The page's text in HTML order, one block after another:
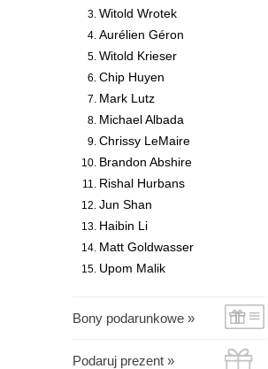
Witold Wrotek
Aurélien Géron
Witold Krieser
Chip Huyen
Mark Lutz
Michael Albada
Chrissy LeMaire
Brandon Abshire
Rishal Hurbans
Jun Shan
Haibin Li
Matt Goldwasser
Upom Malik
Bony podarunkowe »
Podaruj prezent »